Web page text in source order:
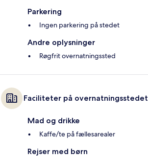
Parkering
Ingen parkering på stedet
Andre oplysninger
Røgfrit overnatningssted
Faciliteter på overnatningsstedet
Mad og drikke
Kaffe/te på fællesarealer
Rejser med børn